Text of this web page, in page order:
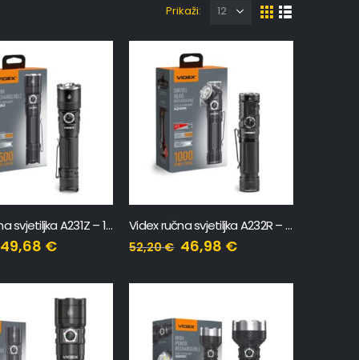
Prikaži:
Videx ručna svjetiljka A231Z – 1500Lm
49,68 €
Videx ručna svjetiljka A232R – 1000Lm
52,20€ 46,98 €